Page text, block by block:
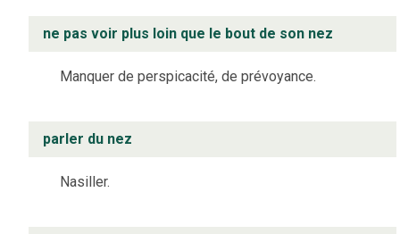
ne pas voir plus loin que le bout de son nez
Manquer de perspicacité, de prévoyance.
parler du nez
Nasiller.